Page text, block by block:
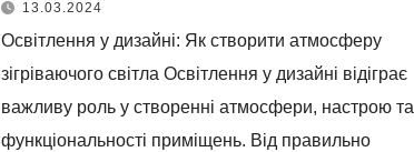
13.03.2024
Освітлення у дизайні: Як створити атмосферу
зігріваючого світла Освітлення у дизайні відіграє
важливу роль у створенні атмосфери, настрою та
функціональності приміщень. Від правильно